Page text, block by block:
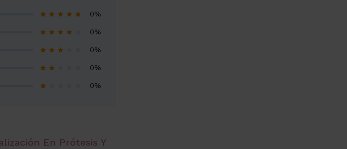
0%
0%
0%
0%
0%
En Prótesis Y